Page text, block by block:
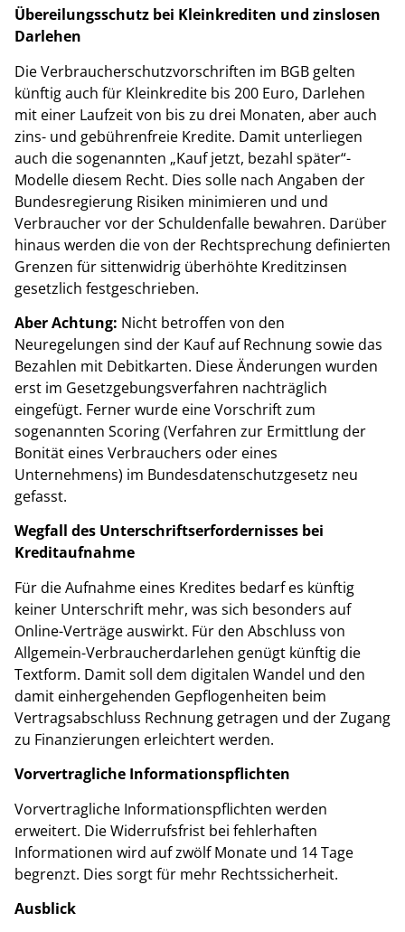
Übereilungsschutz bei Kleinkrediten und zinslosen
Darlehen
Die Verbraucherschutzvorschriften im BGB gelten
künftig auch für Kleinkredite bis 200 Euro, Darlehen
mit einer Laufzeit von bis zu drei Monaten, aber auch
zins- und gebührenfreie Kredite. Damit unterliegen
auch die sogenannten „Kauf jetzt, bezahl später“-
Modelle diesem Recht. Dies solle nach Angaben der
Bundesregierung Risiken minimieren und und
Verbraucher vor der Schuldenfalle bewahren. Darüber
hinaus werden die von der Rechtsprechung definierten
Grenzen für sittenwidrig überhöhte Kreditzinsen
gesetzlich festgeschrieben.
Aber Achtung: Nicht betroffen von den
Neuregelungen sind der Kauf auf Rechnung sowie das
Bezahlen mit Debitkarten. Diese Änderungen wurden
erst im Gesetzgebungsverfahren nachträglich
eingefügt. Ferner wurde eine Vorschrift zum
sogenannten Scoring (Verfahren zur Ermittlung der
Bonität eines Verbrauchers oder eines
Unternehmens) im Bundesdatenschutzgesetz neu
gefasst.
Wegfall des Unterschriftserfordernisses bei
Kreditaufnahme
Für die Aufnahme eines Kredites bedarf es künftig
keiner Unterschrift mehr, was sich besonders auf
Online-Verträge auswirkt. Für den Abschluss von
Allgemein-Verbraucherdarlehen genügt künftig die
Textform. Damit soll dem digitalen Wandel und den
damit einhergehenden Gepflogenheiten beim
Vertragsabschluss Rechnung getragen und der Zugang
zu Finanzierungen erleichtert werden.
Vorvertragliche Informationspflichten
Vorvertragliche Informationspflichten werden
erweitert. Die Widerrufsfrist bei fehlerhaften
Informationen wird auf zwölf Monate und 14 Tage
begrenzt. Dies sorgt für mehr Rechtssicherheit.
Ausblick